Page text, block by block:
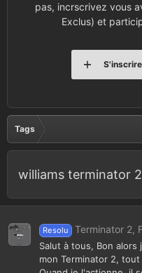
pas, incrscrivez vous
Exclus) et
S'inscrire
Tags
williams terminator 2
Resolu Terminator 2,
Salut à tous, Bon
mon Terminator 2,